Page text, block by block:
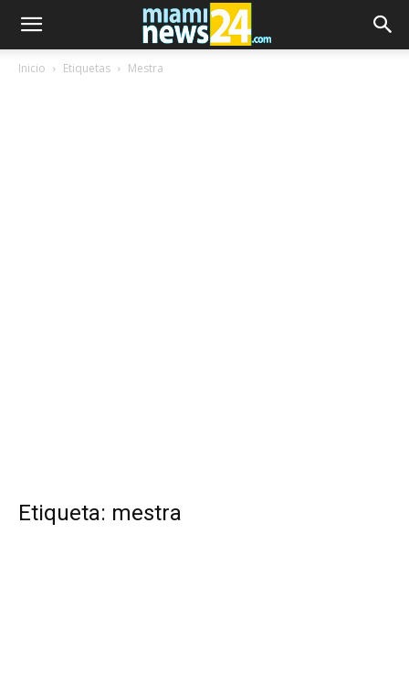
Inicio Etiquetas Mestra
Etiqueta: mestra